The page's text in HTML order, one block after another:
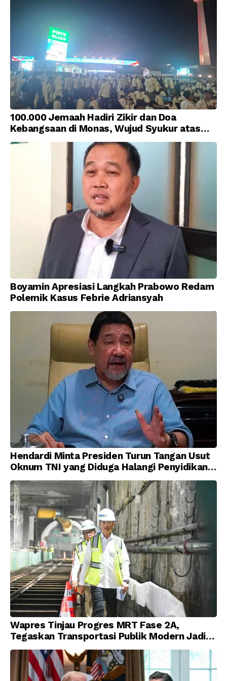
100.000 Jemaah Hadiri Zikir dan Doa
Kebangsaan di Monas, Wujud Syukur atas
Kemerdekaan Indonesia
Boyamin Apresiasi Langkah Prabowo Redam
Polemik Kasus Febrie Adriansyah
Hendardi Minta Presiden Turun Tangan Usut
Oknum TNI yang Diduga Halangi Penyidikan
Korupsi
Wapres Tinjau Progres MRT Fase 2A,
Tegaskan Transportasi Publik Modern Jadi
Prioritas Nasional